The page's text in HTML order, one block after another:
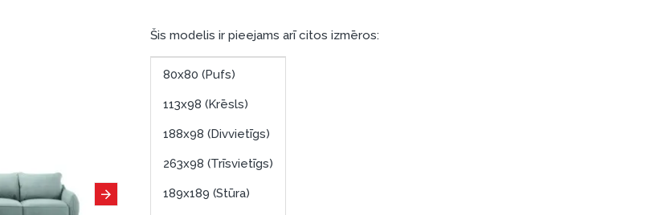
Šis modelis ir pieejams arī citos izmēros:
80x80 (Pufs)
113x98 (Krēsls)
188x98 (Divvietīgs)
263x98 (Trīsvietīgs)
189x189 (Stūra)